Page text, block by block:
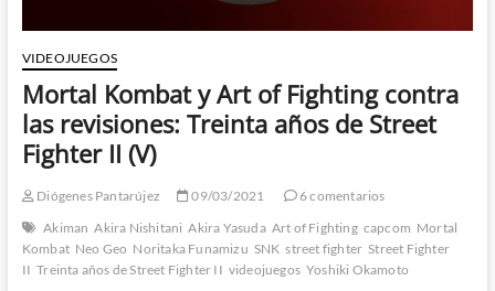
VIDEOJUEGOS
Mortal Kombat y Art of Fighting contra
las revisiones: Treinta años de Street
Fighter II (V)
Diógenes Pantarújez 09/03/2021
6 comentarios
Akiman Akira Nishitani Akira Yasuda Art of Fighting capcom Mortal
Kombat Neo Geo Noritaka Funamizu SNK street fighter Street Fighter
II Treinta años de Street Fighter II videojuegos Yoshiki Okamoto